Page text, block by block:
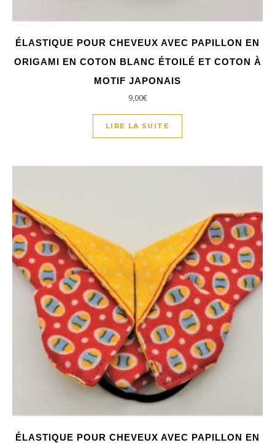
ÉLASTIQUE POUR CHEVEUX AVEC PAPILLON EN
ORIGAMI EN COTON BLANC ÉTOILÉ ET COTON À
MOTIF JAPONAIS
9,00€
LIRE LA SUITE
ÉLASTIQUE POUR CHEVEUX AVEC PAPILLON EN